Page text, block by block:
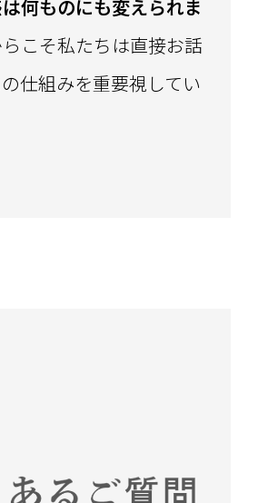
何ものにも変えられま
こそ私たちは直接お話
仕組みを重要視してい